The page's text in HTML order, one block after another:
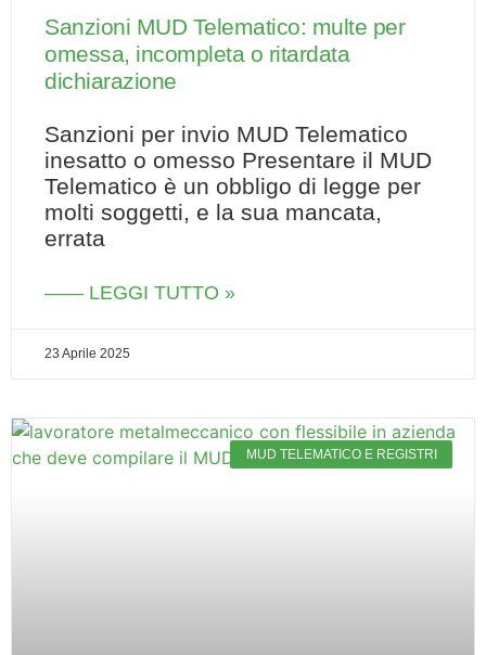
Sanzioni MUD Telematico: multe per
omessa, incompleta o ritardata
dichiarazione
Sanzioni per invio MUD Telematico
inesatto o omesso Presentare il MUD
Telematico è un obbligo di legge per
molti soggetti, e la sua mancata,
errata
—— LEGGI TUTTO »
23 Aprile 2025
MUD TELEMATICO E REGISTRI